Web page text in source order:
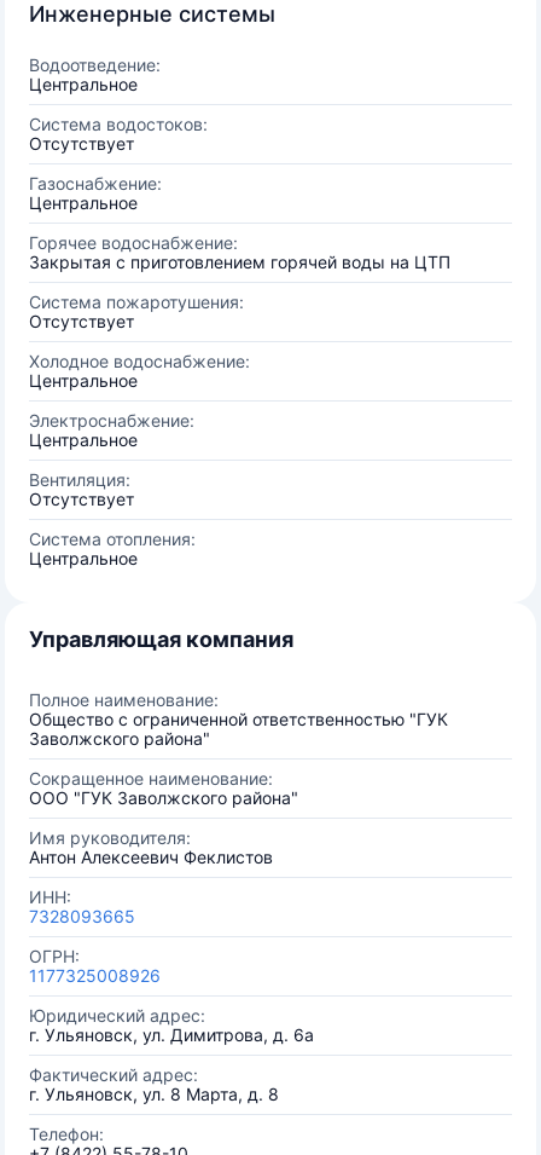
Инженерные системы
Водоотведение:
Центральное
Система водостоков:
Отсутствует
Газоснабжение:
Центральное
Горячее водоснабжение:
Закрытая с приготовлением горячей воды на ЦТП
Система пожаротушения:
Отсутствует
Холодное водоснабжение:
Центральное
Электроснабжение:
Центральное
Вентиляция:
Отсутствует
Система отопления:
Центральное
Управляющая компания
Полное наименование:
Общество с ограниченной ответственностью "ГУК
Заволжского района"
Сокращенное наименование:
ООО "ГУК Заволжского района"
Имя руководителя:
Антон Алексеевич Феклистов
ИНН:
7328093665
ОГРН:
1177325008926
Юридический адрес:
г. Ульяновск, ул. Димитрова, д. 6а
Фактический адрес:
г. Ульяновск, ул. 8 Марта, д. 8
Телефон: